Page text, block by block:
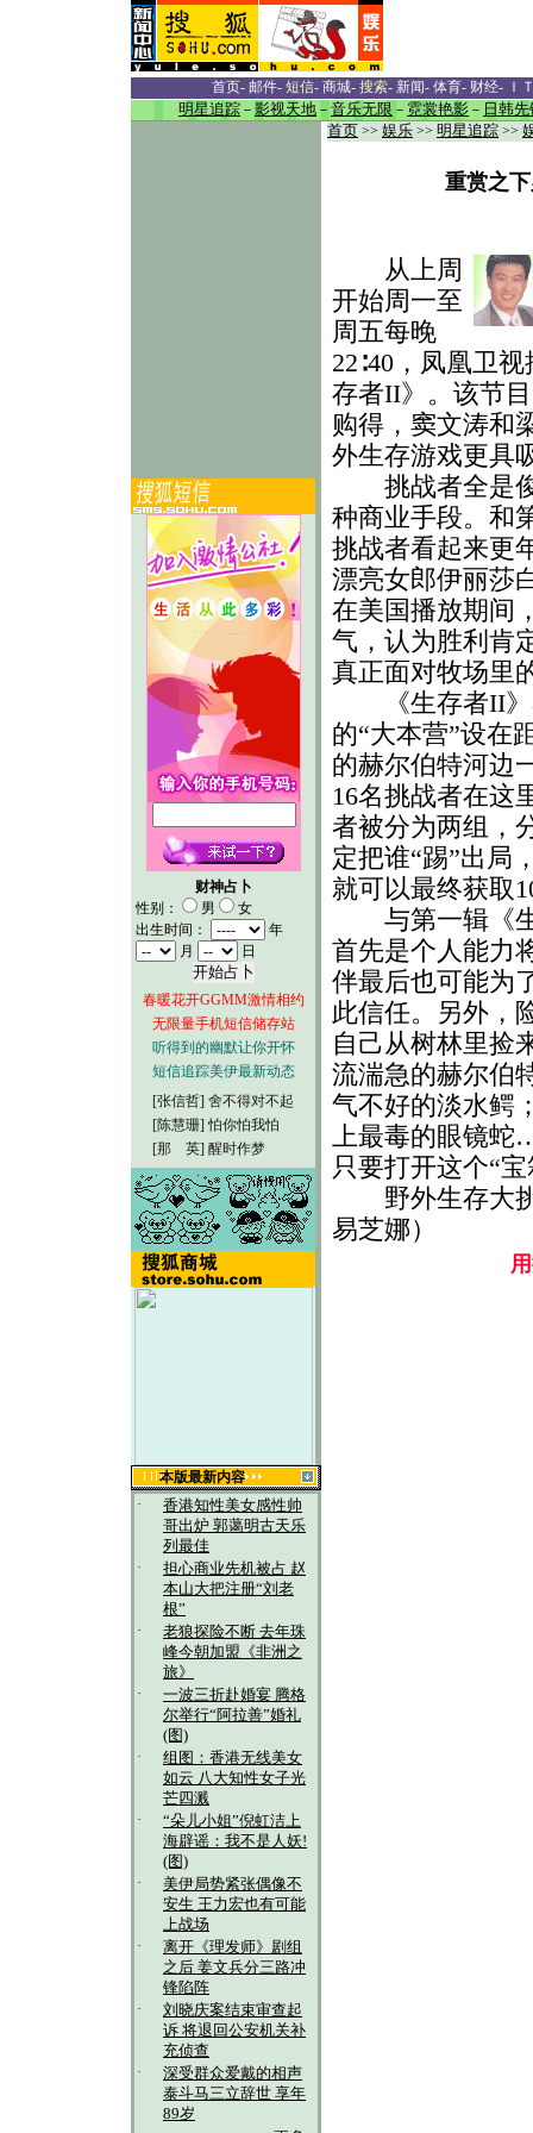
首页- 邮件- 短信- 商城- 搜索- 新闻- 体育- 财经- Ｉ
明星追踪 － 影视天地 － 音乐无限 － 霓裳艳影 － 日韩先
财神占卜
性别：
男
女
出生时间：
年
月
日
春暖花开GGMM激情相约
无限量手机短信储存站
听得到的幽默让你开怀
短信追踪美伊最新动态
[张信哲] 舍不得对不起
[陈慧珊] 怕你怕我怕
[那 英] 醒时作梦
本版最新内容
·
香港知性美女感性帅
哥出炉 郭蔼明古天乐
列最佳
·
担心商业先机被占 赵
本山大把注册“刘老
根”
·
老狼探险不断 去年珠
峰今朝加盟《非洲之
旅》
·
一波三折赴婚宴 腾格
尔举行“阿拉善”婚礼
(图)
·
组图：香港无线美女
如云 八大知性女子光
芒四溅
·
“朵儿小姐”倪虹洁上
海辟谣：我不是人妖!
(图)
·
美伊局势紧张偶像不
安生 王力宏也有可能
上战场
·
离开《理发师》剧组
之后 姜文兵分三路冲
锋陷阵
·
刘晓庆案结束审查起
诉 将退回公安机关补
充侦查
·
深受群众爱戴的相声
泰斗马三立辞世 享年
89岁
首页 >> 娱乐 >> 明星追踪 >>
重赏之
从上周
开始周一至
周五每晚
22∶40，凤凰卫
存者II》。该节
购得，窦文涛和
外生存游戏更具
挑战者全是俊
种商业手段。和
挑战者看起来更
漂亮女郎伊丽莎
在美国播放期间
气，认为胜利肯
真正面对牧场里
《生存者II》
的“大本营”设在
的赫尔伯特河边
16名挑战者在这
者被分为两组，
定把谁“踢”出局
就可以最终获取
与第一辑《生
首先是个人能力
伴最后也可能为
此信任。另外，
自己从树林里捡
流湍急的赫尔伯
气不好的淡水
上最毒的眼镜蛇
只要打开这个“
野外生存大挑
易芝娜）